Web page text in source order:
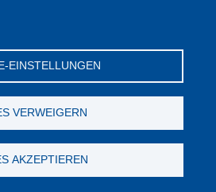
EINSTELLUNGEN
VERWEIGERN
AKZEPTIEREN
GmbH 07.08.2026
YouTube-Twitter-LinkedIn